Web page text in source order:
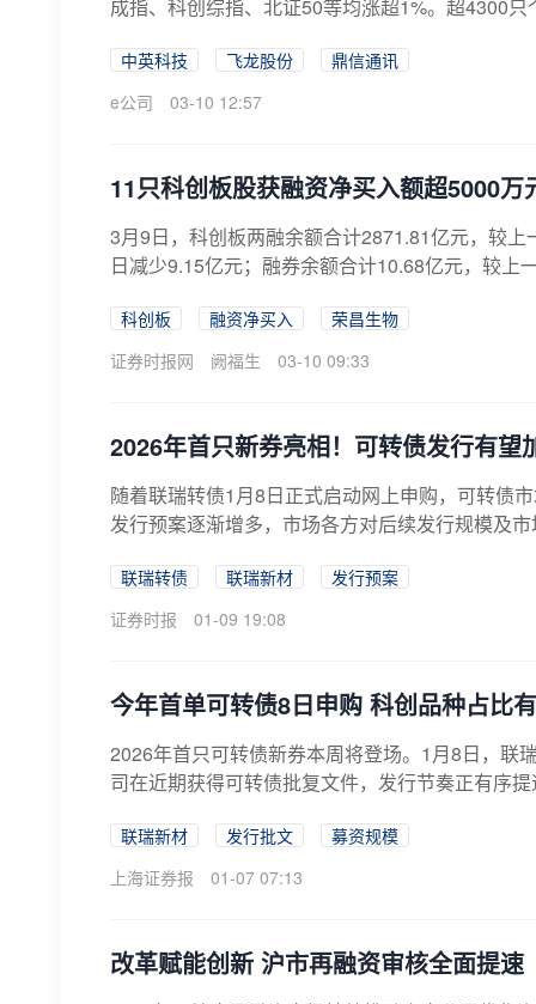
成指、科创综指、北证50等均涨超1%。超4300
中英科技 飞龙股份
鼎信通讯
e公司
03-10 12:57
11只科创板股获融资净买入额超5000万
3月9日，科创板两融余额合计2871.81亿元，较
日减少9.15亿元；融券余额合计10.68亿元，较上
科创板 融资净买入
荣昌生物
证券时报网
阙福生 03-10 09:33
2026年首只新券亮相！可转债发行有望
随着联瑞转债1月8日正式启动网上申购，可转债
发行预案逐渐增多，市场各方对后续发行规模及
联瑞转债 联瑞新材
发行预案
证券时报
01-09 19:08
今年首单可转债8日申购 科创品种占比
2026年首只可转债新券本周将登场。1月8日，联
司在近期获得可转债批复文件，发行节奏正有序
联瑞新材 发行批文
募资规模
上海证券报
01-07 07:13
改革赋能创新 沪市再融资审核全面提速